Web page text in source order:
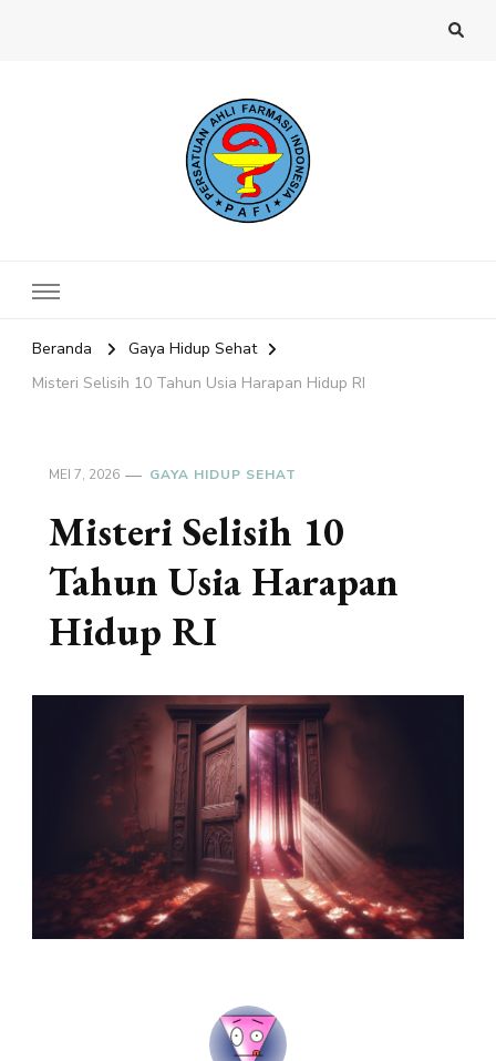
Beranda
Gaya Hidup Sehat
Misteri Selisih 10 Tahun Usia Harapan Hidup RI
MEI 7, 2026 GAYA HIDUP SEHAT
Misteri Selisih 10
Tahun Usia Harapan
Hidup RI